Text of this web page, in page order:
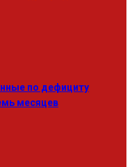
по дефициту
месяцев